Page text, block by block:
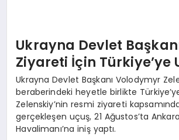
Ukrayna Devlet
Ziyareti İçin Türkiye’ye
Ukrayna Devlet Başkanı Volodymyr
beraberindeki heyetle birlikte
Zelenskiy’nin resmi ziyareti
gerçekleşen uçuş, 21 Ağustos’ta
Havalimanı’na iniş yaptı.